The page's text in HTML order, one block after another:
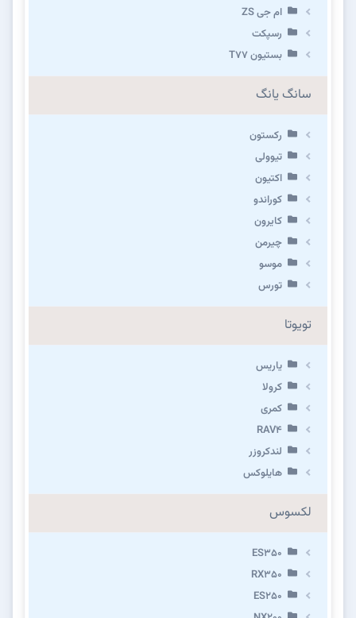
ام جی ZS
رسپکت
بستیون T۷۷
سانگ یانگ
رکستون
تیوولی
اکتیون
کوراندو
کایرون
چیرمن
موسو
تورس
تویوتا
یاریس
کرولا
کمری
RAV4
لندکروزر
هایلوکس
لکسوس
ES350
RX350
ES250